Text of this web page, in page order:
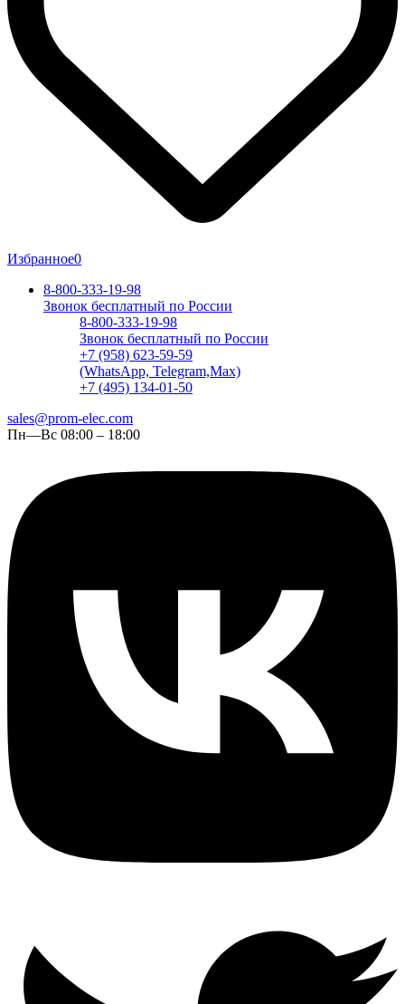
Избранное0
8-800-333-19-98
Звонок бесплатный по России
8-800-333-19-98
Звонок бесплатный по России
+7 (958) 623-59-59
(WhatsApp, Telegram,Max)
+7 (495) 134-01-50
sales@prom-elec.com
Пн—Вс 08:00 – 18:00